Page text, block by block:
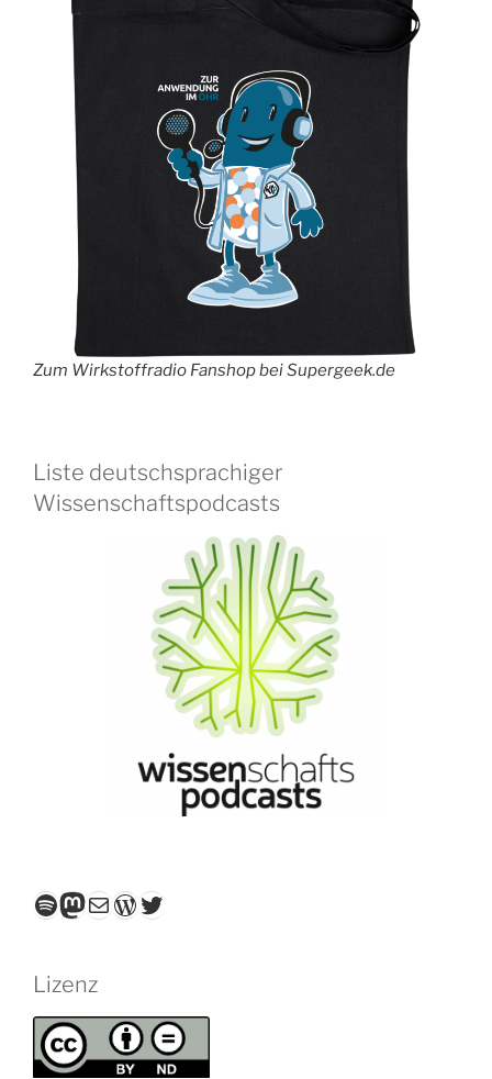
Zum Wirkstoffradio Fanshop bei Supergeek.de
Liste deutschsprachiger
Wissenschaftspodcasts
Spotify
Mastodon
E-MailWordPress
Twitter
Lizenz